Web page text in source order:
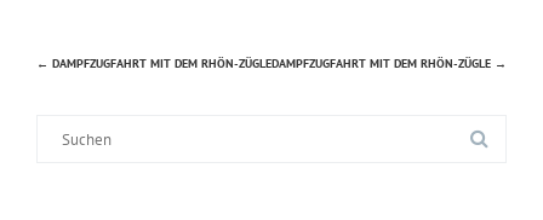
Beitragsnavigation
← DAMPFZUGFAHRT MIT DEM RHÖN-ZÜGLEDAMPFZUGFAHRT MIT DEM RHÖN-ZÜGLE →